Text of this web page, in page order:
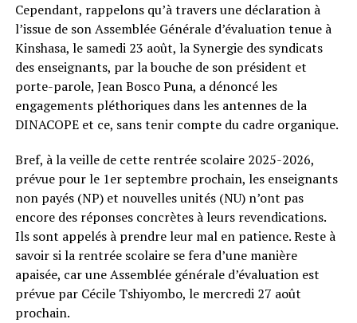
Cependant, rappelons qu’à travers une déclaration à
l’issue de son Assemblée Générale d’évaluation tenue à
Kinshasa, le samedi 23 août, la Synergie des syndicats
des enseignants, par la bouche de son président et
porte-parole, Jean Bosco Puna, a dénoncé les
engagements pléthoriques dans les antennes de la
DINACOPE et ce, sans tenir compte du cadre organique.
Bref, à la veille de cette rentrée scolaire 2025-2026,
prévue pour le 1er septembre prochain, les enseignants
non payés (NP) et nouvelles unités (NU) n’ont pas
encore des réponses concrètes à leurs revendications.
Ils sont appelés à prendre leur mal en patience. Reste à
savoir si la rentrée scolaire se fera d’une manière
apaisée, car une Assemblée générale d’évaluation est
prévue par Cécile Tshiyombo, le mercredi 27 août
prochain.